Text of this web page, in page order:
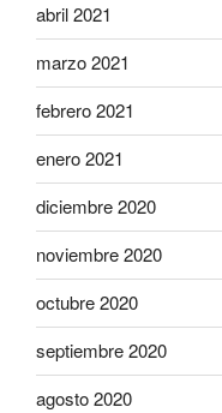
abril 2021
marzo 2021
febrero 2021
enero 2021
diciembre 2020
noviembre 2020
octubre 2020
septiembre 2020
agosto 2020